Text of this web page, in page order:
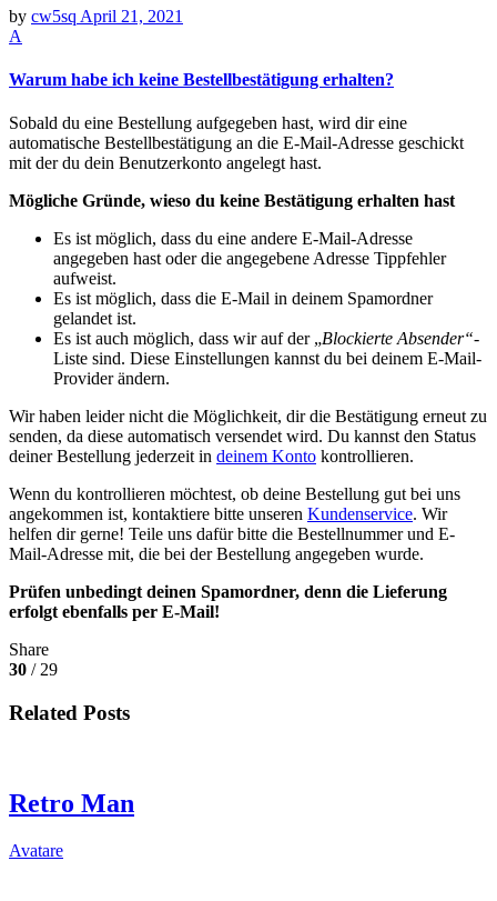
by cw5sq April 21, 2021
A
Warum habe ich keine Bestellbestätigung erhalten?
Sobald du eine Bestellung aufgegeben hast, wird dir eine
automatische Bestellbestätigung an die E-Mail-Adresse geschickt
mit der du dein Benutzerkonto angelegt hast.
Mögliche Gründe, wieso du keine Bestätigung erhalten hast
Es ist möglich, dass du eine andere E-Mail-Adresse
angegeben hast oder die angegebene Adresse Tippfehler
aufweist.
Es ist möglich, dass die E-Mail in deinem Spamordner
gelandet ist.
Es ist auch möglich, dass wir auf der „Blockierte Absender“-
Liste sind. Diese Einstellungen kannst du bei deinem E-Mail-
Provider ändern.
Wir haben leider nicht die Möglichkeit, dir die Bestätigung erneut zu
senden, da diese automatisch versendet wird. Du kannst den Status
deiner Bestellung jederzeit in deinem Konto kontrollieren.
Wenn du kontrollieren möchtest, ob deine Bestellung gut bei uns
angekommen ist, kontaktiere bitte unseren Kundenservice. Wir
helfen dir gerne! Teile uns dafür bitte die Bestellnummer und E-
Mail-Adresse mit, die bei der Bestellung angegeben wurde.
Prüfen unbedingt deinen Spamordner, denn die Lieferung
erfolgt ebenfalls per E-Mail!
Share
30 / 29
Related Posts
Retro Man
Avatare